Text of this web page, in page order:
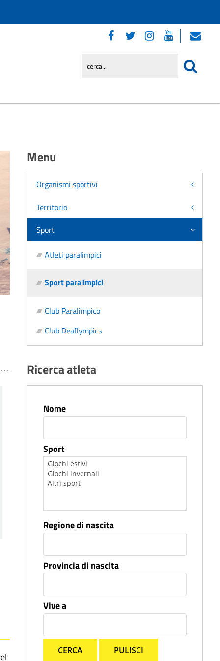
Menu
Organismi sportivi
Territorio
Sport
Atleti paralimpici
Sport paralimpici
Club Paralimpico
Club Deaflympics
Ricerca atleta
Nome
Sport
Regione di nascita
Provincia di nascita
Vive a
CERCA PULISCI